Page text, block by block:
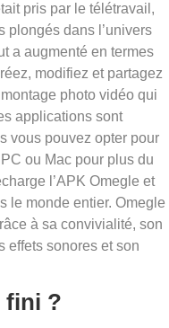
pris par le télétravail,
plongés dans l’univers
a augmenté en termes
modifiez et partagez
photo vidéo qui
applications sont
vous pouvez opter pour
ou Mac pour plus du
l’APK Omegle et
le monde entier. Omegle
à sa convivialité, son
effets sonores et son
fini ?